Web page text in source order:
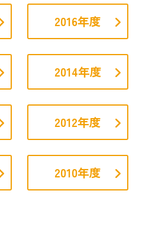
2016年度
2014年度
2012年度
2010年度